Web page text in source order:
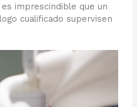
imprescindible que un
cualificado supervisen